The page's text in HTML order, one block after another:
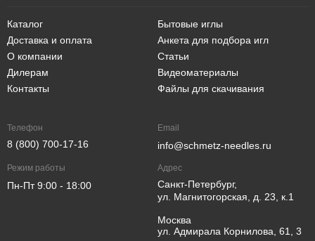
Каталог
Доставка и оплата
О компании
Дилерам
Контакты
Бытовые иглы
Анкета для подбора игл
Статьи
Видеоматериалы
Файлы для скачивания
Телефон
8 (800) 700-17-16
Email
info@schmetz-needles.ru
Режим работы
Пн-Пт 9:00 - 18:00
Адрес
Санкт-Петербург,
ул. Магнитогорская, д. 23, к.1
Москва
ул. Адмирала Корнилова, 61, 3